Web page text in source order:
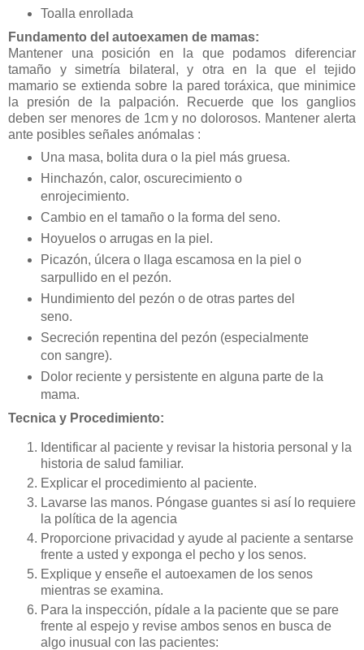
Toalla enrollada
Fundamento del autoexamen de mamas:
Mantener una posición en la que podamos diferenciar
tamaño y simetría bilateral, y otra en la que el tejido
mamario se extienda sobre la pared toráxica, que minimice
la presión de la palpación. Recuerde que los ganglios
deben ser menores de 1cm y no dolorosos. Mantener alerta
ante posibles señales anómalas :
Una masa, bolita dura o la piel más gruesa.
Hinchazón, calor, oscurecimiento o
enrojecimiento.
Cambio en el tamaño o la forma del seno.
Hoyuelos o arrugas en la piel.
Picazón, úlcera o llaga escamosa en la piel o
sarpullido en el pezón.
Hundimiento del pezón o de otras partes del
seno.
Secreción repentina del pezón (especialmente
con sangre).
Dolor reciente y persistente en alguna parte de la
mama.
Tecnica y Procedimiento:
Identificar al paciente y revisar la historia personal y la
historia de salud familiar.
Explicar el procedimiento al paciente.
Lavarse las manos. Póngase guantes si así lo requiere
la política de la agencia
Proporcione privacidad y ayude al paciente a sentarse
frente a usted y exponga el pecho y los senos.
Explique y enseñe el autoexamen de los senos
mientras se examina.
Para la inspección, pídale a la paciente que se pare
frente al espejo y revise ambos senos en busca de
algo inusual con las pacientes: